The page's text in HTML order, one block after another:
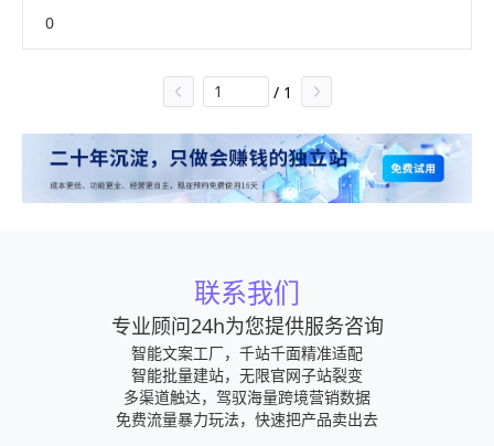
户意向数据，汇聚到同一个后台，方便集中管理
的全球生意形成互联。
www.bu2w.com/jianzhan/dingzhijianzhan.html
0
/ 1
联系我们
专业顾问24h为您提供服务咨询
智能文案工厂，千站千面精准适配
智能批量建站，无限官网子站裂变
多渠道触达，驾驭海量跨境营销数据
免费流量暴力玩法，快速把产品卖出去